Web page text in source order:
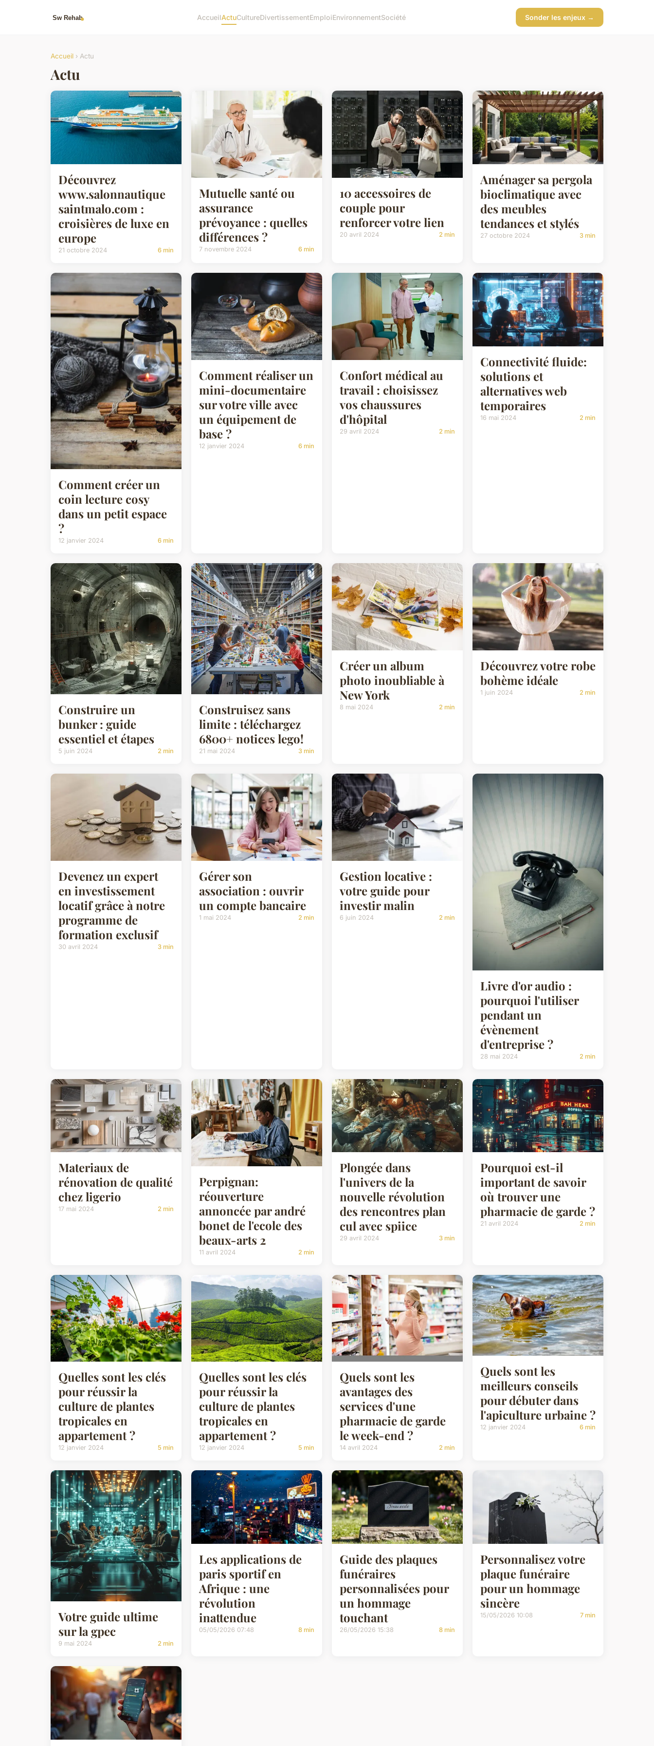
AccueilActuCultureDivertissementEmploiEnvironnementSociété Sonder les enjeux →
Accueil › Actu
Actu
Découvrez
www.salonnautique
saintmalo.com :
croisières de luxe en
europe
21 octobre 2024 6 min
Mutuelle santé ou
assurance
prévoyance : quelles
différences ?
7 novembre 2024 6 min
10 accessoires de
couple pour
renforcer votre lien
20 avril 2024 2 min
Aménager sa pergola
bioclimatique avec
des meubles
tendances et stylés
27 octobre 2024 3 min
Comment créer un
coin lecture cosy
dans un petit espace
?
12 janvier 2024 6 min
Comment réaliser un
mini-documentaire
sur votre ville avec
un équipement de
base ?
12 janvier 2024 6 min
Confort médical au
travail : choisissez
vos chaussures
d'hôpital
29 avril 2024 2 min
Connectivité fluide:
solutions et
alternatives web
temporaires
16 mai 2024 2 min
Construire un
bunker : guide
essentiel et étapes
5 juin 2024 2 min
Construisez sans
limite : téléchargez
6800+ notices lego!
21 mai 2024 3 min
Créer un album
photo inoubliable à
New York
8 mai 2024 2 min
Découvrez votre robe
bohème idéale
1 juin 2024 2 min
Devenez un expert
en investissement
locatif grâce à notre
programme de
formation exclusif
30 avril 2024 3 min
Gérer son
association : ouvrir
un compte bancaire
1 mai 2024 2 min
Gestion locative :
votre guide pour
investir malin
6 juin 2024 2 min
Livre d'or audio :
pourquoi l'utiliser
pendant un
évènement
d'entreprise ?
28 mai 2024 2 min
Materiaux de
rénovation de qualité
chez ligerio
17 mai 2024 2 min
Perpignan:
réouverture
annoncée par andré
bonet de l'ecole des
beaux-arts 2
11 avril 2024 2 min
Plongée dans
l'univers de la
nouvelle révolution
des rencontres plan
cul avec spiice
29 avril 2024 3 min
Pourquoi est-il
important de savoir
où trouver une
pharmacie de garde ?
21 avril 2024 2 min
Quelles sont les clés
pour réussir la
culture de plantes
tropicales en
appartement ?
12 janvier 2024 5 min
Quelles sont les clés
pour réussir la
culture de plantes
tropicales en
appartement ?
12 janvier 2024 5 min
Quels sont les
avantages des
services d'une
pharmacie de garde
le week-end ?
14 avril 2024 2 min
Quels sont les
meilleurs conseils
pour débuter dans
l'apiculture urbaine ?
12 janvier 2024 6 min
Votre guide ultime
sur la gpec
9 mai 2024 2 min
Les applications de
paris sportif en
Afrique : une
révolution
inattendue
05/05/2026 07:48 8 min
Guide des plaques
funéraires
personnalisées pour
un hommage
touchant
26/05/2026 15:38 8 min
Personnalisez votre
plaque funéraire
pour un hommage
sincère
15/05/2026 10:08 7 min